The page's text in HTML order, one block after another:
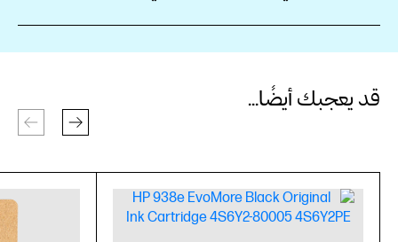
قد يعجبك أيضًا...